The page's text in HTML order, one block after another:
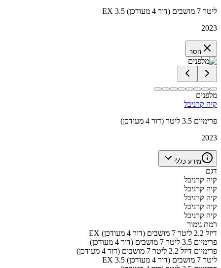
EX 3.5 ליטר 7 מושבים (דור 4 מעודכן)
2023
הסר
מלפנים
קיה קרניבל
פרימיום 3.5 ליטר (דור 4 מעודכן)
2023
מידע כללי
דגם
קיה קרניבל
קיה קרניבל
קיה קרניבל
קיה קרניבל
קיה קרניבל
רמת גימור
EX דיזל 2.2 ליטר 7 מושבים (דור 4 מעודכן)
פרימיום 3.5 ליטר 7 מושבים (דור 4 מעודכן)
פרימיום דיזל 2.2 ליטר 7 מושבים (דור 4 מעודכן)
EX 3.5 ליטר 7 מושבים (דור 4 מעודכן)